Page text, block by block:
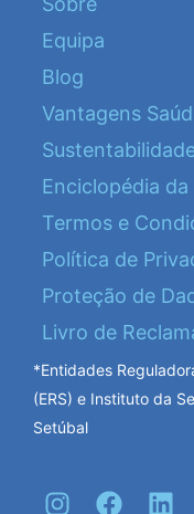
Equipa
Blog
Vantagens
Enciclopédia da
Termos e
Política de
Proteção de
Livro de
*Entidades
(ERS) e Instituto da
Setúbal
I
F
L